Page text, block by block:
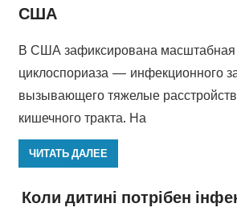
США
В США зафиксирована
циклоспориаза — инфекционного
вызывающего тяжелые
кишечного тракта. На
ЧИТАТЬ ДАЛЕЕ
Коли дитині потрібен